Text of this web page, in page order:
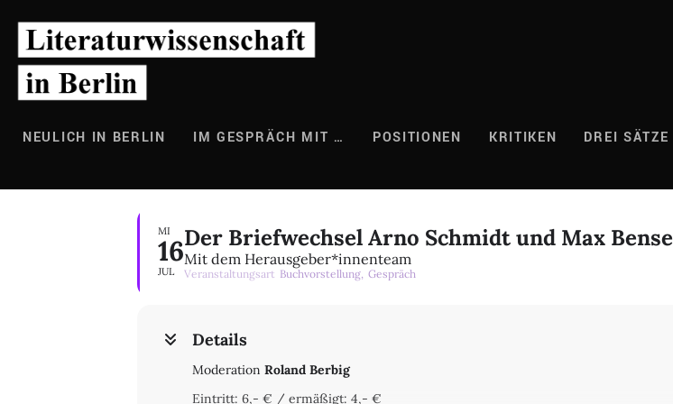
Inhalt
springen
NEULICH IN BERLIN IM GESPRÄCH MIT … POSITIONEN KRITIKEN DREI SÄTZE
MI
16
JUL
Der Briefwechsel Arno Schmidt und Max Bense
Mit dem Herausgeber*innenteam
Veranstaltungsart Buchvorstellung, Gespräch
Details
Moderation Roland Berbig
Eintritt: 6,- € / ermäßigt: 4,- €